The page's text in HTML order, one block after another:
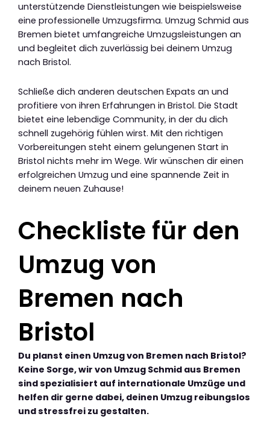
unterstützende Dienstleistungen wie beispielsweise
eine professionelle Umzugsfirma. Umzug Schmid aus
Bremen bietet umfangreiche Umzugsleistungen an
und begleitet dich zuverlässig bei deinem Umzug
nach Bristol.
Schließe dich anderen deutschen Expats an und
profitiere von ihren Erfahrungen in Bristol. Die Stadt
bietet eine lebendige Community, in der du dich
schnell zugehörig fühlen wirst. Mit den richtigen
Vorbereitungen steht einem gelungenen Start in
Bristol nichts mehr im Wege. Wir wünschen dir einen
erfolgreichen Umzug und eine spannende Zeit in
deinem neuen Zuhause!
Checkliste für den
Umzug von
Bremen nach
Bristol
Du planst einen Umzug von Bremen nach Bristol?
Keine Sorge, wir von Umzug Schmid aus Bremen
sind spezialisiert auf internationale Umzüge und
helfen dir gerne dabei, deinen Umzug reibungslos
und stressfrei zu gestalten.